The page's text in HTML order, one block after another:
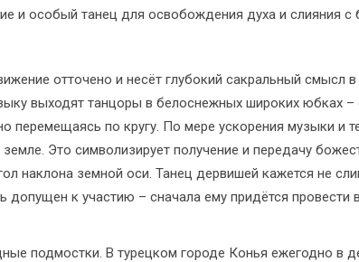
и особый танец для освобождения духа и слияния с
отточено и несёт глубокий сакральный смысл
выходят танцоры в белоснежных широких юбках
по кругу. По мере ускорения музыки и
Это символизирует получение и передачу
наклона земной оси. Танец дервишей кажется не
к участию – сначала ему придётся провести
подмостки. В турецком городе Конья ежегодно в